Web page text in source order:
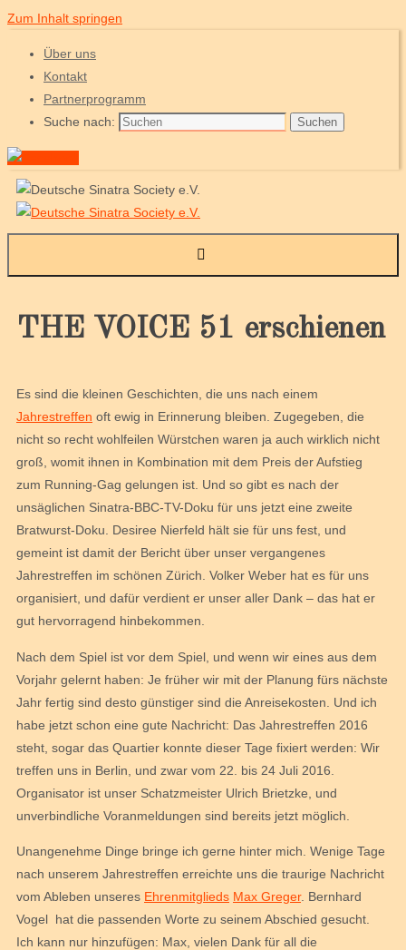
Zum Inhalt springen
Über uns
Kontakt
Partnerprogramm
Suche nach:
Suchen
THE VOICE 51 erschienen
Es sind die kleinen Geschichten, die uns nach einem
Jahrestreffen oft ewig in Erinnerung bleiben. Zugegeben, die
nicht so recht wohlfeilen Würstchen waren ja auch wirklich nicht
groß, womit ihnen in Kombination mit dem Preis der Aufstieg
zum Running-Gag gelungen ist. Und so gibt es nach der
unsäglichen Sinatra-BBC-TV-Doku für uns jetzt eine zweite
Bratwurst-Doku. Desiree Nierfeld hält sie für uns fest, und
gemeint ist damit der Bericht über unser vergangenes
Jahrestreffen im schönen Zürich. Volker Weber hat es für uns
organisiert, und dafür verdient er unser aller Dank – das hat er
gut hervorragend hinbekommen.
Nach dem Spiel ist vor dem Spiel, und wenn wir eines aus dem
Vorjahr gelernt haben: Je früher wir mit der Planung fürs nächste
Jahr fertig sind desto günstiger sind die Anreisekosten. Und ich
habe jetzt schon eine gute Nachricht: Das Jahrestreffen 2016
steht, sogar das Quartier konnte dieser Tage fixiert werden: Wir
treffen uns in Berlin, und zwar vom 22. bis 24 Juli 2016.
Organisator ist unser Schatzmeister Ulrich Brietzke, und
unverbindliche Voranmeldungen sind bereits jetzt möglich.
Unangenehme Dinge bringe ich gerne hinter mich. Wenige Tage
nach unserem Jahrestreffen erreichte uns die traurige Nachricht
vom Ableben unseres Ehrenmitglieds Max Greger. Bernhard
Vogel hat die passenden Worte zu seinem Abschied gesucht.
Ich kann nur hinzufügen: Max, vielen Dank für all die